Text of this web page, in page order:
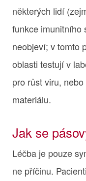
některých lidí
funkce imunitního
neobjeví; v tomto
oblasti testují v
pro růst viru,
materiálu.
Jak se
Léčba je pouze
ne příčinu.